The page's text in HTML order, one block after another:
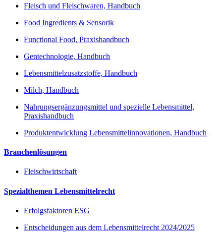
Fleisch und Fleischwaren, Handbuch
Food Ingredients & Sensorik
Functional Food, Praxishandbuch
Gentechnologie, Handbuch
Lebensmittelzusatzstoffe, Handbuch
Milch, Handbuch
Nahrungsergänzungsmittel und spezielle Lebensmittel,
Praxishandbuch
Produktentwicklung Lebensmittelinnovationen, Handbuch
Branchenlösungen
Fleischwirtschaft
Spezialthemen Lebensmittelrecht
Erfolgsfaktoren ESG
Entscheidungen aus dem Lebensmittelrecht 2024/2025